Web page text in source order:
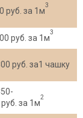
руб. за 1м
3
руб. за 1м
3
руб. за1 чашку
за 1м
2